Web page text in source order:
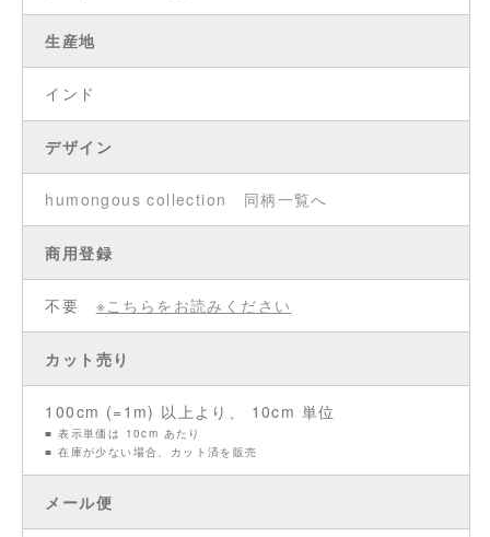
生産地
インド
デザイン
humongous collection 同柄一覧へ
商用登録
不要 ※こちらをお読みください
カット売り
100cm (=1m) 以上より、 10cm 単位
■ 表示単価は 10cm あたり
■ 在庫が少ない場合、カット済を販売
メール便